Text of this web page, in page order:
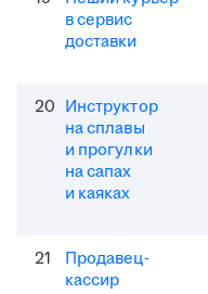
в сервис
доставки
20 Инструктор
на сплавы
и прогулки
на сапах
и каяках
21
Продавец-
кассир